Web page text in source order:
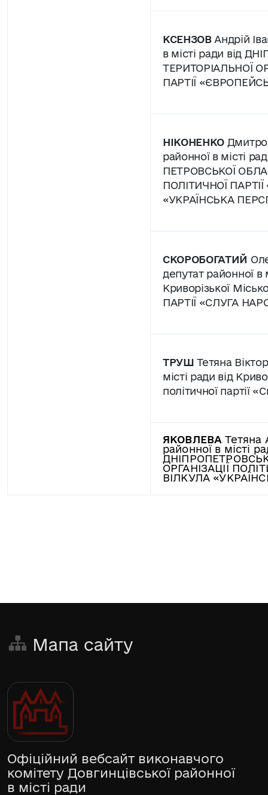
КСЕНЗОВАндрій
в місті ради від
ТЕРИТОРІАЛЬНОЇ
ПАРТІЇ
НІКОНЕНКО Дмитро
районної в місті
ПЕТРОВСЬКОЇ
ПОЛІТИЧНОЇ
«УКРАЇНСЬКА
СКОРОБОГАТИЙ
депутат районної в
Криворізької
ПАРТІЇ «СЛУГА
ТРУШ Тетяна
місті ради від
політичної партії
ЯКОВЛЕВА Тетяна
районної в місті
ОРГАНІЗАЦІЇ
ВІЛКУЛА
Мапа сайту
Офіційний вебсайт виконавчого
комітету Довгинцівської районної
в місті ради